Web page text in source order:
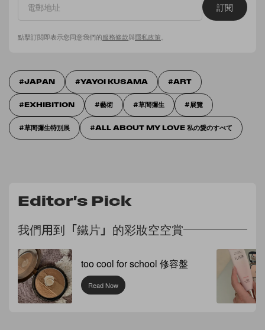
訂閱
點擊訂閱即表示您同意我們的服務條款與隱私政策
JAPAN YAYOI KUSAMA ART
EXHIBITION 藝術 草間彌生 展覽
草間彌生特別展 ALL ABOUT MY LOVE 私の愛のすべて
Editor's Pick
我們用到「鐵片」的彩妝空空賞
too cool for school 修容盤
Read Now